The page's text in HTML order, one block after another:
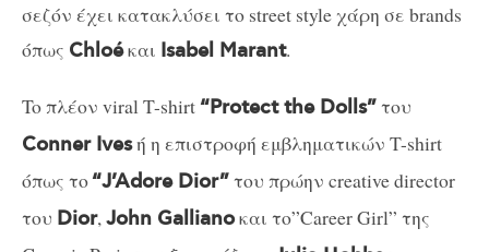
σεζόν έχει κατακλύσει το street style χάρη σε brands
όπως Chloéκαι Isabel Marant.
To πλέον viral T-shirt “Protect the Dolls”του
Conner Ivesή η επιστροφή εμβληματικών T-shirt
όπως το“J’Adore Dior”του πρώην creative director
του Dior,John Gallianoκαι το”Career Girl” της